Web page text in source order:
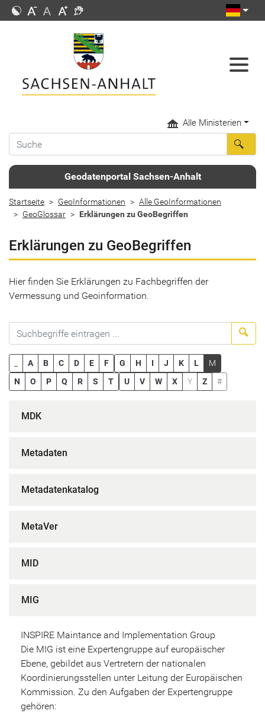
Alle Ministerien
Geodatenportal Sachsen-Anhalt
Startseite GeoInformationen
Alle GeoInformationen
GeoGlossar
Erklärungen zu GeoBegriffen
Erklärungen zu GeoBegriffen
Hier finden Sie Erklärungen zu Fachbegriffen der
Vermessung und Geoinformation.
A B C D E F G H I J K L
M
N
O P Q R S T U V W X Y Z #
MDK
Metadaten
Metadatenkatalog
MetaVer
MID
MIG
INSPIRE Maintance and Implementation Group
Die MIG ist eine Expertengruppe auf europäischer
Ebene, gebildet aus Vertretern der nationalen
Koordinierungsstellen unter Leitung der Europäischen
Kommission. Zu den Aufgaben der Expertengruppe
gehören: